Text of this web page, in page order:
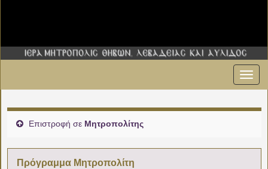
Επιστροφή σε Μητροπολίτης
Πρόγραμμα Μητροπολίτη